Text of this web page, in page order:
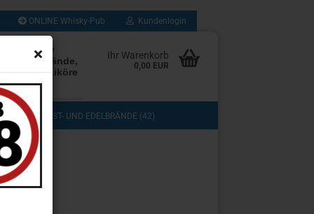
ONLINE Whisky-Pub Kundenlogin
Whisky
Edelbrände,
Cognac, Liköre
mehr
Ihr Warenkorb
0,00 EUR
OBST- UND EDELBRÄNDE (42)
(3)
(8)